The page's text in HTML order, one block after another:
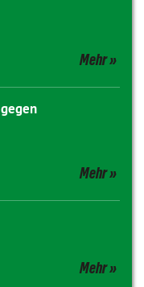
Mehr
Mehr
Mehr